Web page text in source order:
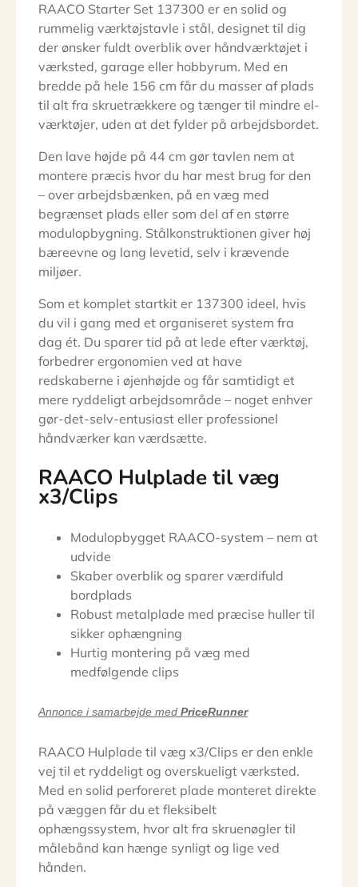
RAACO Starter Set 137300 er en solid og
rummelig værktøjstavle i stål, designet til dig
der ønsker fuldt overblik over håndværktøjet i
værksted, garage eller hobbyrum. Med en
bredde på hele 156 cm får du masser af plads
til alt fra skruetrækkere og tænger til mindre el-
værktøjer, uden at det fylder på arbejdsbordet.
Den lave højde på 44 cm gør tavlen nem at
montere præcis hvor du har mest brug for den
– over arbejdsbænken, på en væg med
begrænset plads eller som del af en større
modulopbygning. Stål­konstruktionen giver høj
bæreevne og lang levetid, selv i krævende
miljøer.
Som et komplet startkit er 137300 ideel, hvis
du vil i gang med et organiseret system fra
dag ét. Du sparer tid på at lede efter værktøj,
forbedrer ergonomien ved at have
redskaberne i øjenhøjde og får samtidigt et
mere ryddeligt arbejdsområde – noget enhver
gør-det-selv-entusiast eller professionel
håndværker kan værdsætte.
RAACO Hulplade til væg
x3/Clips
Modulopbygget RAACO-system – nem at
udvide
Skaber overblik og sparer værdifuld
bordplads
Robust metalplade med præcise huller til
sikker ophængning
Hurtig montering på væg med
medfølgende clips
Annonce i samarbejde med PriceRunner
RAACO Hulplade til væg x3/Clips er den enkle
vej til et ryddeligt og overskueligt værksted.
Med en solid perforeret plade monteret direkte
på væggen får du et fleksibelt
ophængssystem, hvor alt fra skruenøgler til
målebånd kan hænge synligt og lige ved
hånden.